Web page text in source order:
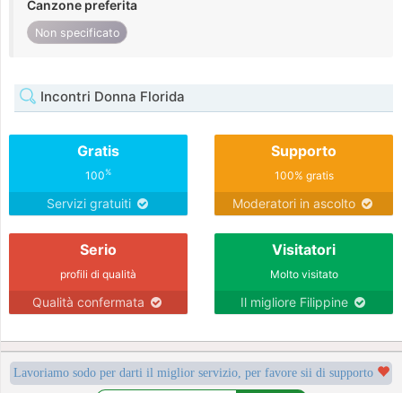
Canzone preferita
Non specificato
Incontri Donna Florida
Gratis
100%
Servizi gratuiti
Supporto
100% gratis
Moderatori in ascolto
Serio
profili di qualità
Qualità confermata
Visitatori
Molto visitato
Il migliore Filippine
Lavoriamo sodo per darti il miglior servizio, per favore sii di supporto